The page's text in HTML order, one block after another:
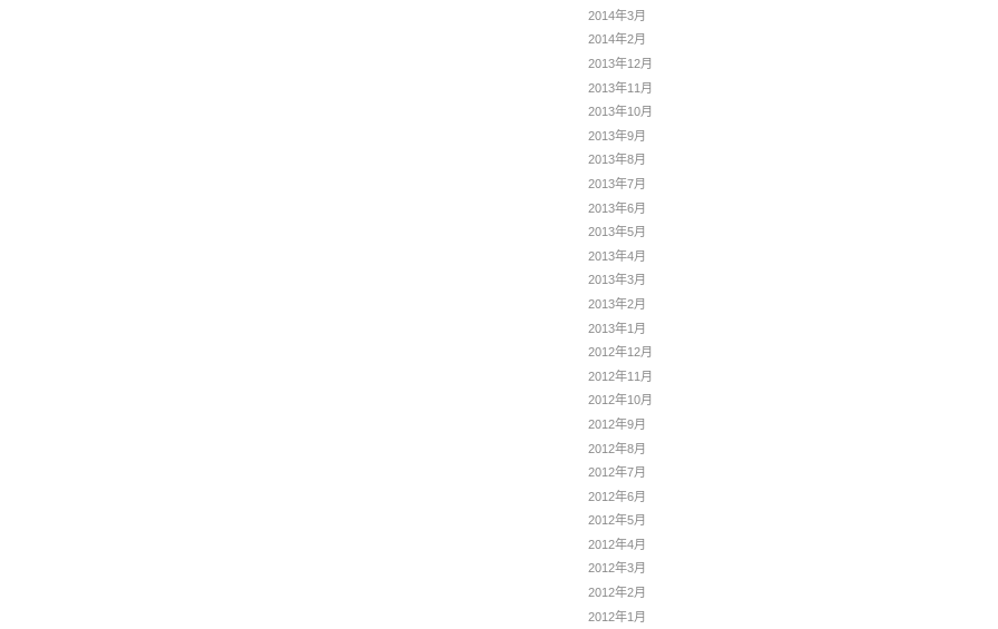
2014年3月
2014年2月
2013年12月
2013年11月
2013年10月
2013年9月
2013年8月
2013年7月
2013年6月
2013年5月
2013年4月
2013年3月
2013年2月
2013年1月
2012年12月
2012年11月
2012年10月
2012年9月
2012年8月
2012年7月
2012年6月
2012年5月
2012年4月
2012年3月
2012年2月
2012年1月